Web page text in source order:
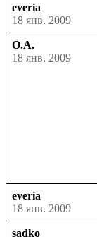
everia
18 янв. 2009
О.А.
18 янв. 2009
everia
18 янв. 2009
sadko